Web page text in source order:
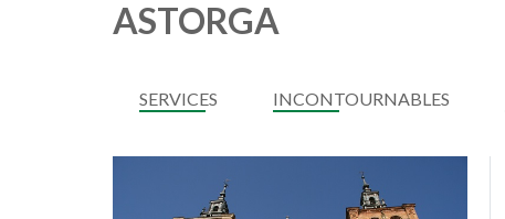
ASTORGA
SERVICES INCONTOURNABLES